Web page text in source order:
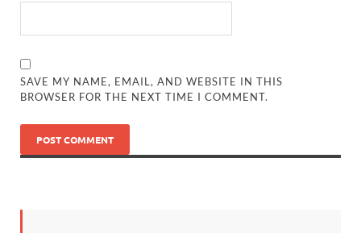
SAVE MY NAME, EMAIL, AND WEBSITE IN THIS
BROWSER FOR THE NEXT TIME I COMMENT.